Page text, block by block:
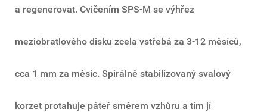
a regenerovat. Cvičením SPS-M se výhřez
meziobratlového disku zcela vstřebá za 3-12 měsíců,
cca 1 mm za měsíc. Spirálně stabilizovaný svalový
korzet protahuje páteř směrem vzhůru a tím jí